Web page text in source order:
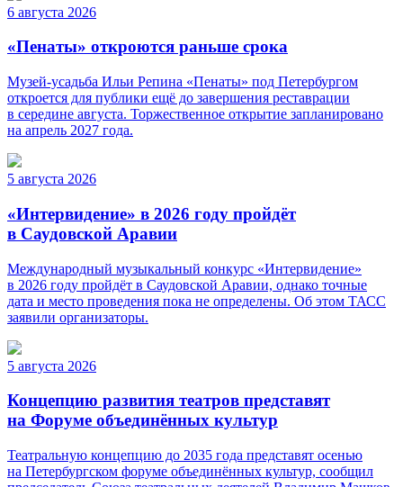
6 августа 2026
«Пенаты» откроются раньше срока
Музей-усадьба Ильи Репина «Пенаты» под Петербургом
откроется для публики ещё до завершения реставрации
в середине августа. Торжественное открытие запланировано
на апрель 2027 года.
5 августа 2026
«Интервидение» в 2026 году пройдёт
в Саудовской Аравии
Международный музыкальный конкурс «Интервидение»
в 2026 году пройдёт в Саудовской Аравии, однако точные
дата и место проведения пока не определены. Об этом ТАСС
заявили организаторы.
5 августа 2026
Концепцию развития театров представят
на Форуме объединённых культур
Театральную концепцию до 2035 года представят осенью
на Петербургском форуме объединённых культур, сообщил